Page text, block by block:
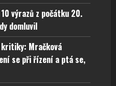
výrazů z počátku 20.
domluvil
kritiky: Mračková
se při řízení a ptá se,